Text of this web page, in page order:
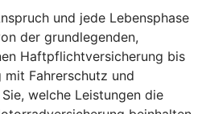
und jede Lebensphase
der grundlegenden,
Haftpflichtversicherung bis
Fahrerschutz und
welche Leistungen die